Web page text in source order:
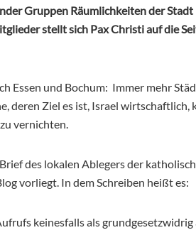
Gruppen Räumlichkeiten der Stadt
stellt sich Pax Christi auf die
Essen und Bochum: Immer mehr
deren Ziel es ist, Israel wirtschaftlich,
vernichten.
des lokalen Ablegers der
vorliegt. In dem Schreiben heißt es:
keinesfalls als grundgesetzwidrig